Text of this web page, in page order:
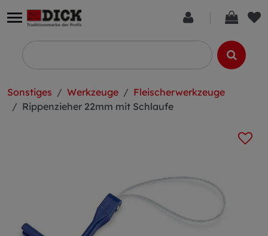
Sonstiges Werkzeuge
Fleischerwerkzeuge
Rippenzieher 22mm mit Schlaufe